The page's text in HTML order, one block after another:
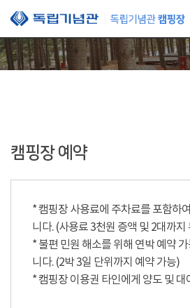
본문 바로가기
캠핑장 예약
* 캠핑장 사용료에 주차료를 포함하
니다. (사용료 3천원 증액 및 2대까지
* 불편 민원 해소를 위해 연박 예약
니다. (2박 3일 단위까지 예약 가능)
* 캠핑장 이용권 타인에게 양도 및 대